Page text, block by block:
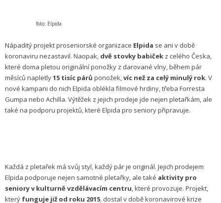
foto: Elpida
Nápaditý projekt proseniorské organizace Elpida se ani v době
koronaviru nezastavil. Naopak, dvě stovky babiček z celého Česka,
které doma pletou originální ponožky z darované vlny, během pár
měsíců napletly15 tisíc párů ponožek,víc než za celý minulý rok. V
nové kampani do nich Elpida oblékla filmové hrdiny, třeba Forresta
Gumpa nebo Achilla. Výtěžek z jejich prodeje jde nejen pletařkám, ale
také na podporu projektů, které Elpida pro seniory připravuje.
Každá z pletařek má svůj styl, každý pár je originál. Jejich prodejem
Elpida podporuje nejen samotné pletařky, ale také aktivity pro
seniory v kulturně vzdělávacím centru, které provozuje. Projekt,
který funguje již od roku 2015, dostal v době koronavirové krize